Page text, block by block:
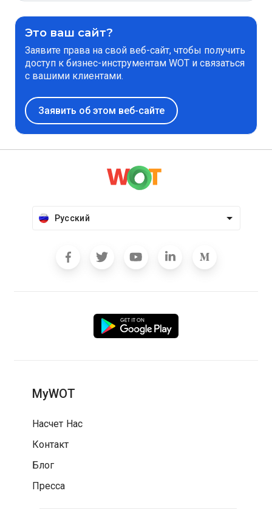
Это ваш сайт?
Заявите права на свой веб-сайт, чтобы получить
доступ к бизнес-инструментам WOT и связаться
с вашими клиентами.
Заявить об этом веб-сайте
Русский
MyWOT
Насчет Нас
Контакт
Блог
Пресса